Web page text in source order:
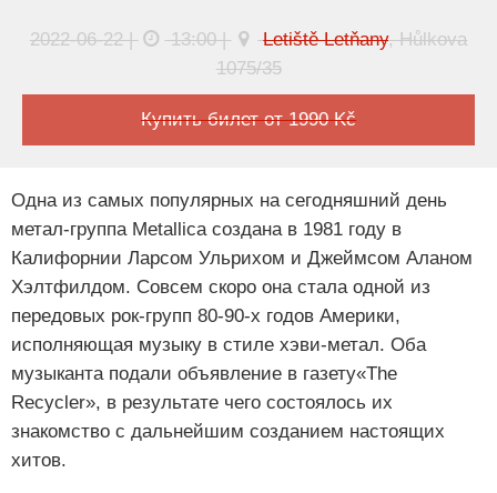
2022-06-22 | 13:00 | Letiště Letňany, Hůlkova
1075/35
Купить билет от 1990 Kč
Одна из самых популярных на сегодняшний день
метал-группа Metallica создана в 1981 году в
Калифорнии Ларсом Ульрихом и Джеймсом Аланом
Хэлтфилдом. Совсем скоро она стала одной из
передовых рок-групп 80-90-х годов Америки,
исполняющая музыку в стиле хэви-метал. Оба
музыканта подали объявление в газету«The
Recycler», в результате чего состоялось их
знакомство с дальнейшим созданием настоящих
хитов.